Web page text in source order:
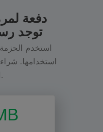
دفعة
توجد
استخدم
استخدامها.
الأمر.